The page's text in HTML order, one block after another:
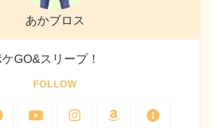
あかブロス
GO&スリープ！
FOLLOW